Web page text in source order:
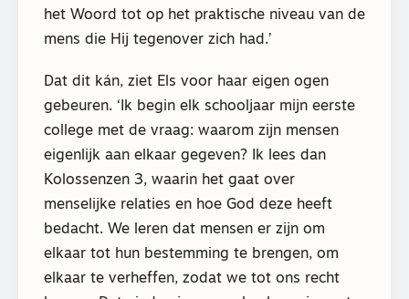
het Woord tot op het praktische niveau van de
mens die Hij tegenover zich had.’
Dat dit kán, ziet Els voor haar eigen ogen
gebeuren. ‘Ik begin elk schooljaar mijn eerste
college met de vraag: waarom zijn mensen
eigenlijk aan elkaar gegeven? Ik lees dan
Kolossenzen 3, waarin het gaat over
menselijke relaties en hoe God deze heeft
bedacht. We leren dat mensen er zijn om
elkaar tot hun bestemming te brengen, om
elkaar te verheffen, zodat we tot ons recht